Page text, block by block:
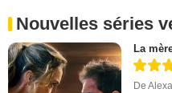
Nouvelles séries
La
De